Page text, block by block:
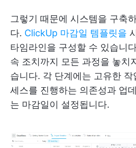
그렇기 때문에 시스템을 구축
다. ClickUp 마감일 템플릿을
타임라인을 구성할 수 있습니
속 조치까지 모든 과정을 놓치
습니다. 각 단계에는 고유한 작
세스를 진행하는 의존성과 업
는 마감일이 설정됩니다.